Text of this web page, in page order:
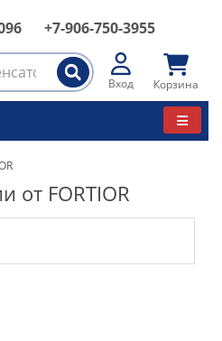
+7-906-750-3955
Вход Корзина
от FORTIOR